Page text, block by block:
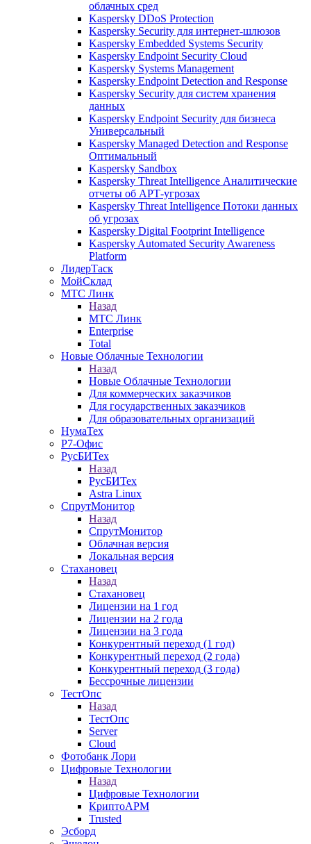
облачных сред
Kaspersky DDoS Protection
Kaspersky Security для интернет-шлюзов
Kaspersky Embedded Systems Security
Kaspersky Endpoint Security Cloud
Kaspersky Systems Management
Kaspersky Endpoint Detection and Response
Kaspersky Security для систем хранения
данных
Kaspersky Endpoint Security для бизнеса
Универсальный
Kaspersky Managed Detection and Response
Оптимальный
Kaspersky Sandbox
Kaspersky Threat Intelligence Аналитические
отчеты об АРТ-угрозах
Kaspersky Threat Intelligence Потоки данных
об угрозах
Kaspersky Digital Footprint Intelligence
Kaspersky Automated Security Awareness
Platform
ЛидерТаск
МойСклад
МТС Линк
Назад
МТС Линк
Enterprise
Total
Новые Облачные Технологии
Назад
Новые Облачные Технологии
Для коммерческих заказчиков
Для государственных заказчиков
Для образовательных организаций
НумаТех
Р7-Офис
РусБИТех
Назад
РусБИТех
Astra Linux
СпрутМонитор
Назад
СпрутМонитор
Облачная версия
Локальная версия
Стахановец
Назад
Стахановец
Лицензии на 1 год
Лицензии на 2 года
Лицензии на 3 года
Конкурентный переход (1 год)
Конкурентный переход (2 года)
Конкурентный переход (3 года)
Бессрочные лицензии
ТестОпс
Назад
ТестОпс
Server
Cloud
Фотобанк Лори
Цифровые Технологии
Назад
Цифровые Технологии
КриптоАРМ
Trusted
Эсборд